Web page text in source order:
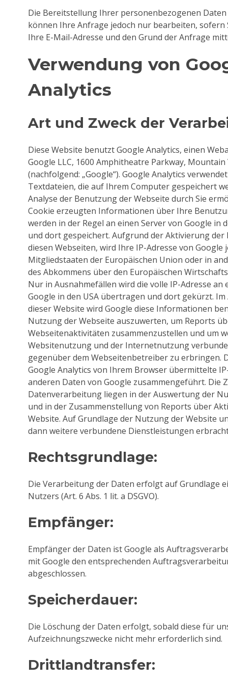
Die Bereitstellung Ihrer personenbezogenen
können Ihre Anfrage jedoch nur bearbeiten, sofern
Ihre E-Mail-Adresse und den Grund der Anfrage
Verwendung von
Analytics
Art und Zweck der
Diese Website benutzt Google Analytics, einen
Google LLC, 1600 Amphitheatre Parkway, Mountain
(nachfolgend: „Google“). Google Analytics
Textdateien, die auf Ihrem Computer gespeichert
Analyse der Benutzung der Webseite durch Sie
Cookie erzeugten Informationen über Ihre
werden in der Regel an einen Server von Google in
und dort gespeichert. Aufgrund der Aktivierung
diesen Webseiten, wird Ihre IP-Adresse von Google
Mitgliedstaaten der Europäischen Union oder in
des Abkommens über den Europäischen
Nur in Ausnahmefällen wird die volle IP-Adresse an
Google in den USA übertragen und dort gekürzt.
dieser Website wird Google diese Informationen
Nutzung der Webseite auszuwerten, um Reports
Webseitenaktivitäten zusammenzustellen und um
Websitenutzung und der Internetnutzung
gegenüber dem Webseitenbetreiber zu erbringen.
Google Analytics von Ihrem Browser übermittelte
anderen Daten von Google zusammengeführt. Die
Datenverarbeitung liegen in der Auswertung der
und in der Zusammenstellung von Reports über
Website. Auf Grundlage der Nutzung der Website
dann weitere verbundene Dienstleistungen
Rechtsgrundlage:
Die Verarbeitung der Daten erfolgt auf Grundlage
Nutzers (Art. 6 Abs. 1 lit. a DSGVO).
Empfänger:
Empfänger der Daten ist Google als
mit Google den entsprechenden
abgeschlossen.
Speicherdauer:
Die Löschung der Daten erfolgt, sobald diese für
Aufzeichnungszwecke nicht mehr erforderlich sind.
Drittlandtransfer: